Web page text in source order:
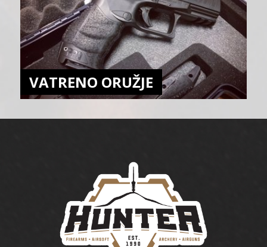
VATRENO ORUŽJE